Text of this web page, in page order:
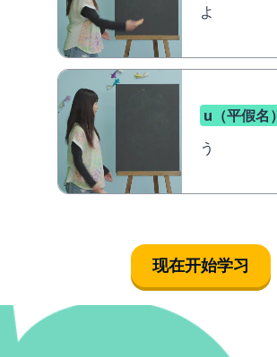
よ
u（平假名）
う
现在开始学习